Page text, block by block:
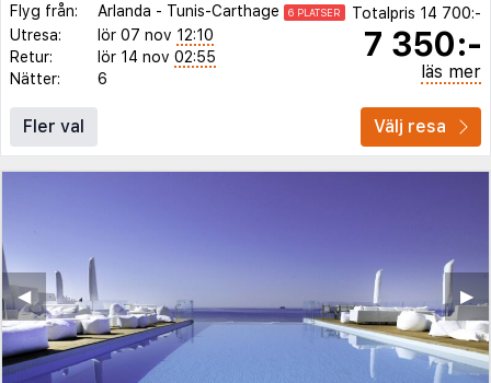
Flyg från: Arlanda - Tunis-Carthage 6 PLATSER
Utresa: lör 07 nov 12:10
Retur:
lör 14 nov 02:55
Nätter:
6
Totalpris 14 700:-
7 350:-
läs mer
Fler val Välj resa
▶︎
◀︎